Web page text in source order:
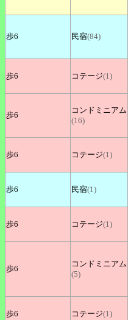
歩6 民宿(84)
歩6 コテージ(1)
歩6
コンドミニアム
(16)
歩6 コテージ(1)
歩6 民宿(1)
歩6 コテージ(1)
歩6
コンドミニアム
(5)
歩6 コテージ(1)